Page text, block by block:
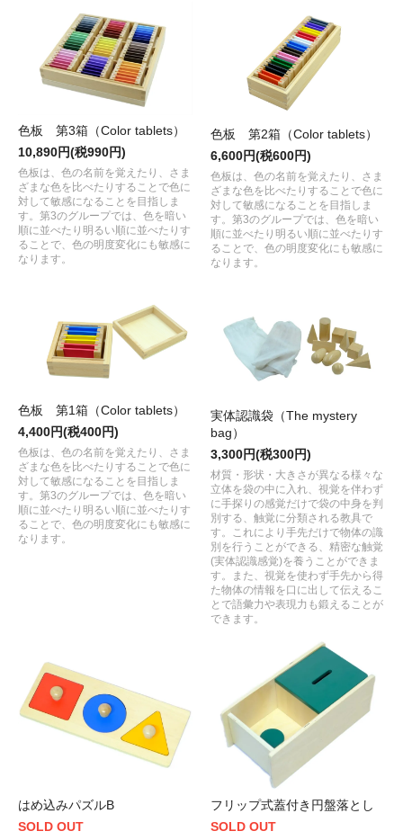
色板 第3箱（Color tablets）
10,890円(税990円)
色板は、色の名前を覚えたり、さま
ざまな色を比べたりすることで色に
対して敏感になることを目指しま
す。第3のグループでは、色を暗い
順に並べたり明るい順に並べたりす
ることで、色の明度変化にも敏感に
なります。
色板 第2箱（Color tablets）
6,600円(税600円)
色板は、色の名前を覚えたり、さま
ざまな色を比べたりすることで色に
対して敏感になることを目指しま
す。第3のグループでは、色を暗い
順に並べたり明るい順に並べたりす
ることで、色の明度変化にも敏感に
なります。
色板 第1箱（Color tablets）
4,400円(税400円)
色板は、色の名前を覚えたり、さま
ざまな色を比べたりすることで色に
対して敏感になることを目指しま
す。第3のグループでは、色を暗い
順に並べたり明るい順に並べたりす
ることで、色の明度変化にも敏感に
なります。
実体認識袋（The mystery
bag）
3,300円(税300円)
材質・形状・大きさが異なる様々な
立体を袋の中に入れ、視覚を伴わず
に手探りの感覚だけで袋の中身を判
別する、触覚に分類される教具で
す。これにより手先だけで物体の識
別を行うことができる、精密な触覚
(実体認識感覚)を養うことができま
す。また、視覚を使わず手先から得
た物体の情報を口に出して伝えるこ
とで語彙力や表現力も鍛えることが
できます。
はめ込みパズルB
SOLD OUT
フリップ式蓋付き円盤落とし
SOLD OUT